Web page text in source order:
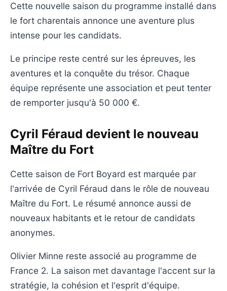
Cette nouvelle saison du programme installé dans
le fort charentais annonce une aventure plus
intense pour les candidats.
Le principe reste centré sur les épreuves, les
aventures et la conquête du trésor. Chaque
équipe représente une association et peut tenter
de remporter jusqu'à 50 000 €.
Cyril Féraud devient le nouveau
Maître du Fort
Cette saison de Fort Boyard est marquée par
l'arrivée de Cyril Féraud dans le rôle de nouveau
Maître du Fort. Le résumé annonce aussi de
nouveaux habitants et le retour de candidats
anonymes.
Olivier Minne reste associé au programme de
France 2. La saison met davantage l'accent sur la
stratégie, la cohésion et l'esprit d'équipe.